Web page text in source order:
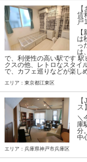
賃
戸1
は
っ
は
で、利便性の高い駅です 駅
クスの他、レトロなスタイ
で、カフェ巡りなどが楽し
エリア：東京都江東区
ス
＼
庫
分
中
エリア：兵庫県神戸市兵庫区